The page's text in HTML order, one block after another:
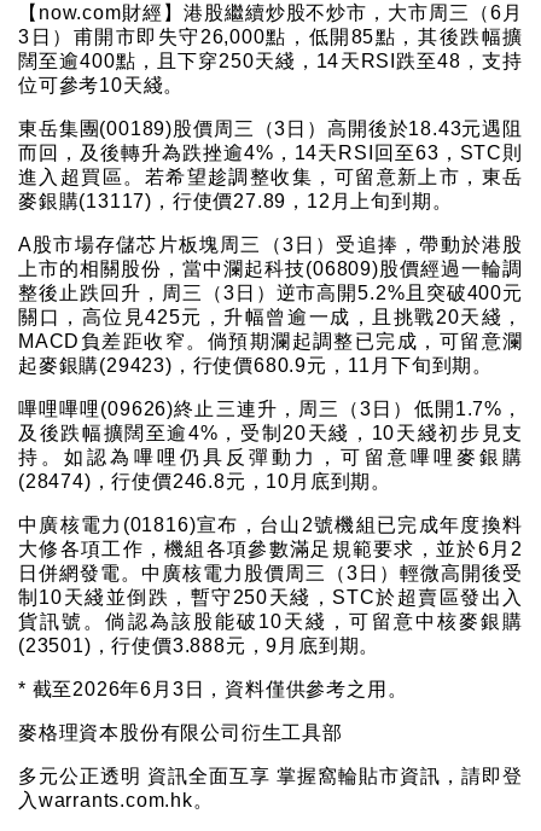
【now.com財經】港股繼續炒股不炒市，大市周三（6月
3日）甫開市即失守26,000點，低開85點，其後跌幅擴
闊至逾400點，且下穿250天綫，14天RSI跌至48，支持
位可參考10天綫。
東岳集團(00189)股價周三（3日）高開後於18.43元遇阻
而回，及後轉升為跌挫逾4%，14天RSI回至63，STC則
進入超買區。若希望趁調整收集，可留意新上市，東岳
麥銀購(13117)，行使價27.89，12月上旬到期。
A股市場存儲芯片板塊周三（3日）受追捧，帶動於港股
上市的相關股份，當中瀾起科技(06809)股價經過一輪調
整後止跌回升，周三（3日）逆市高開5.2%且突破400元
關口，高位見425元，升幅曾逾一成，且挑戰20天綫，
MACD負差距收窄。倘預期瀾起調整已完成，可留意瀾
起麥銀購(29423)，行使價680.9元，11月下旬到期。
嗶哩嗶哩(09626)終止三連升，周三（3日）低開1.7%，
及後跌幅擴闊至逾4%，受制20天綫，10天綫初步見支
持。如認為嗶哩仍具反彈動力，可留意嗶哩麥銀購
(28474)，行使價246.8元，10月底到期。
中廣核電力(01816)宣布，台山2號機組已完成年度換料
大修各項工作，機組各項參數滿足規範要求，並於6月2
日併網發電。中廣核電力股價周三（3日）輕微高開後受
制10天綫並倒跌，暫守250天綫，STC於超賣區發出入
貨訊號。倘認為該股能破10天綫，可留意中核麥銀購
(23501)，行使價3.888元，9月底到期。
* 截至2026年6月3日，資料僅供參考之用。
麥格理資本股份有限公司衍生工具部
多元公正透明 資訊全面互享 掌握窩輪貼市資訊，請即登
入warrants.com.hk。